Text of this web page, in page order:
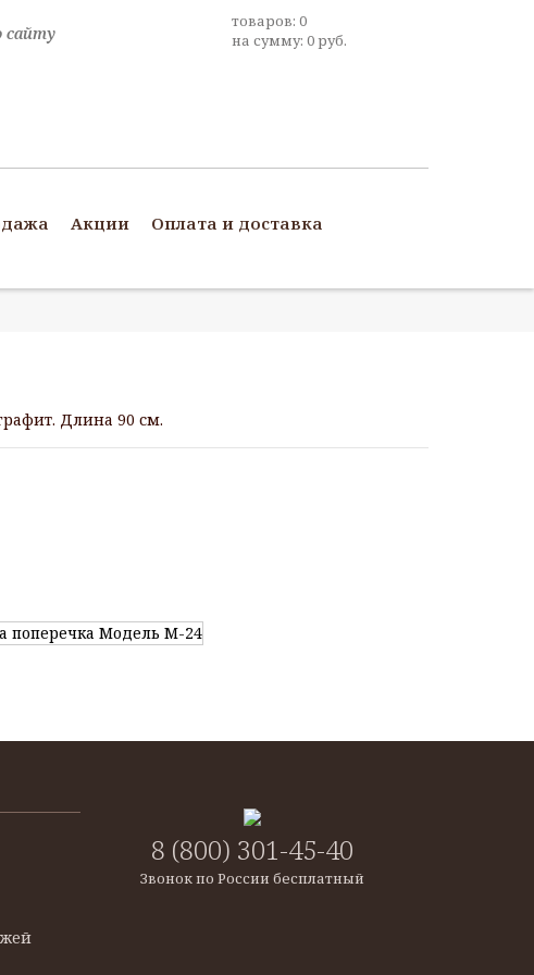
товаров:0
на сумму:0руб.
Акции
Оплата и доставка
Длина 90 см.
8 (800) 301-45-40
Звонок по России бесплатный